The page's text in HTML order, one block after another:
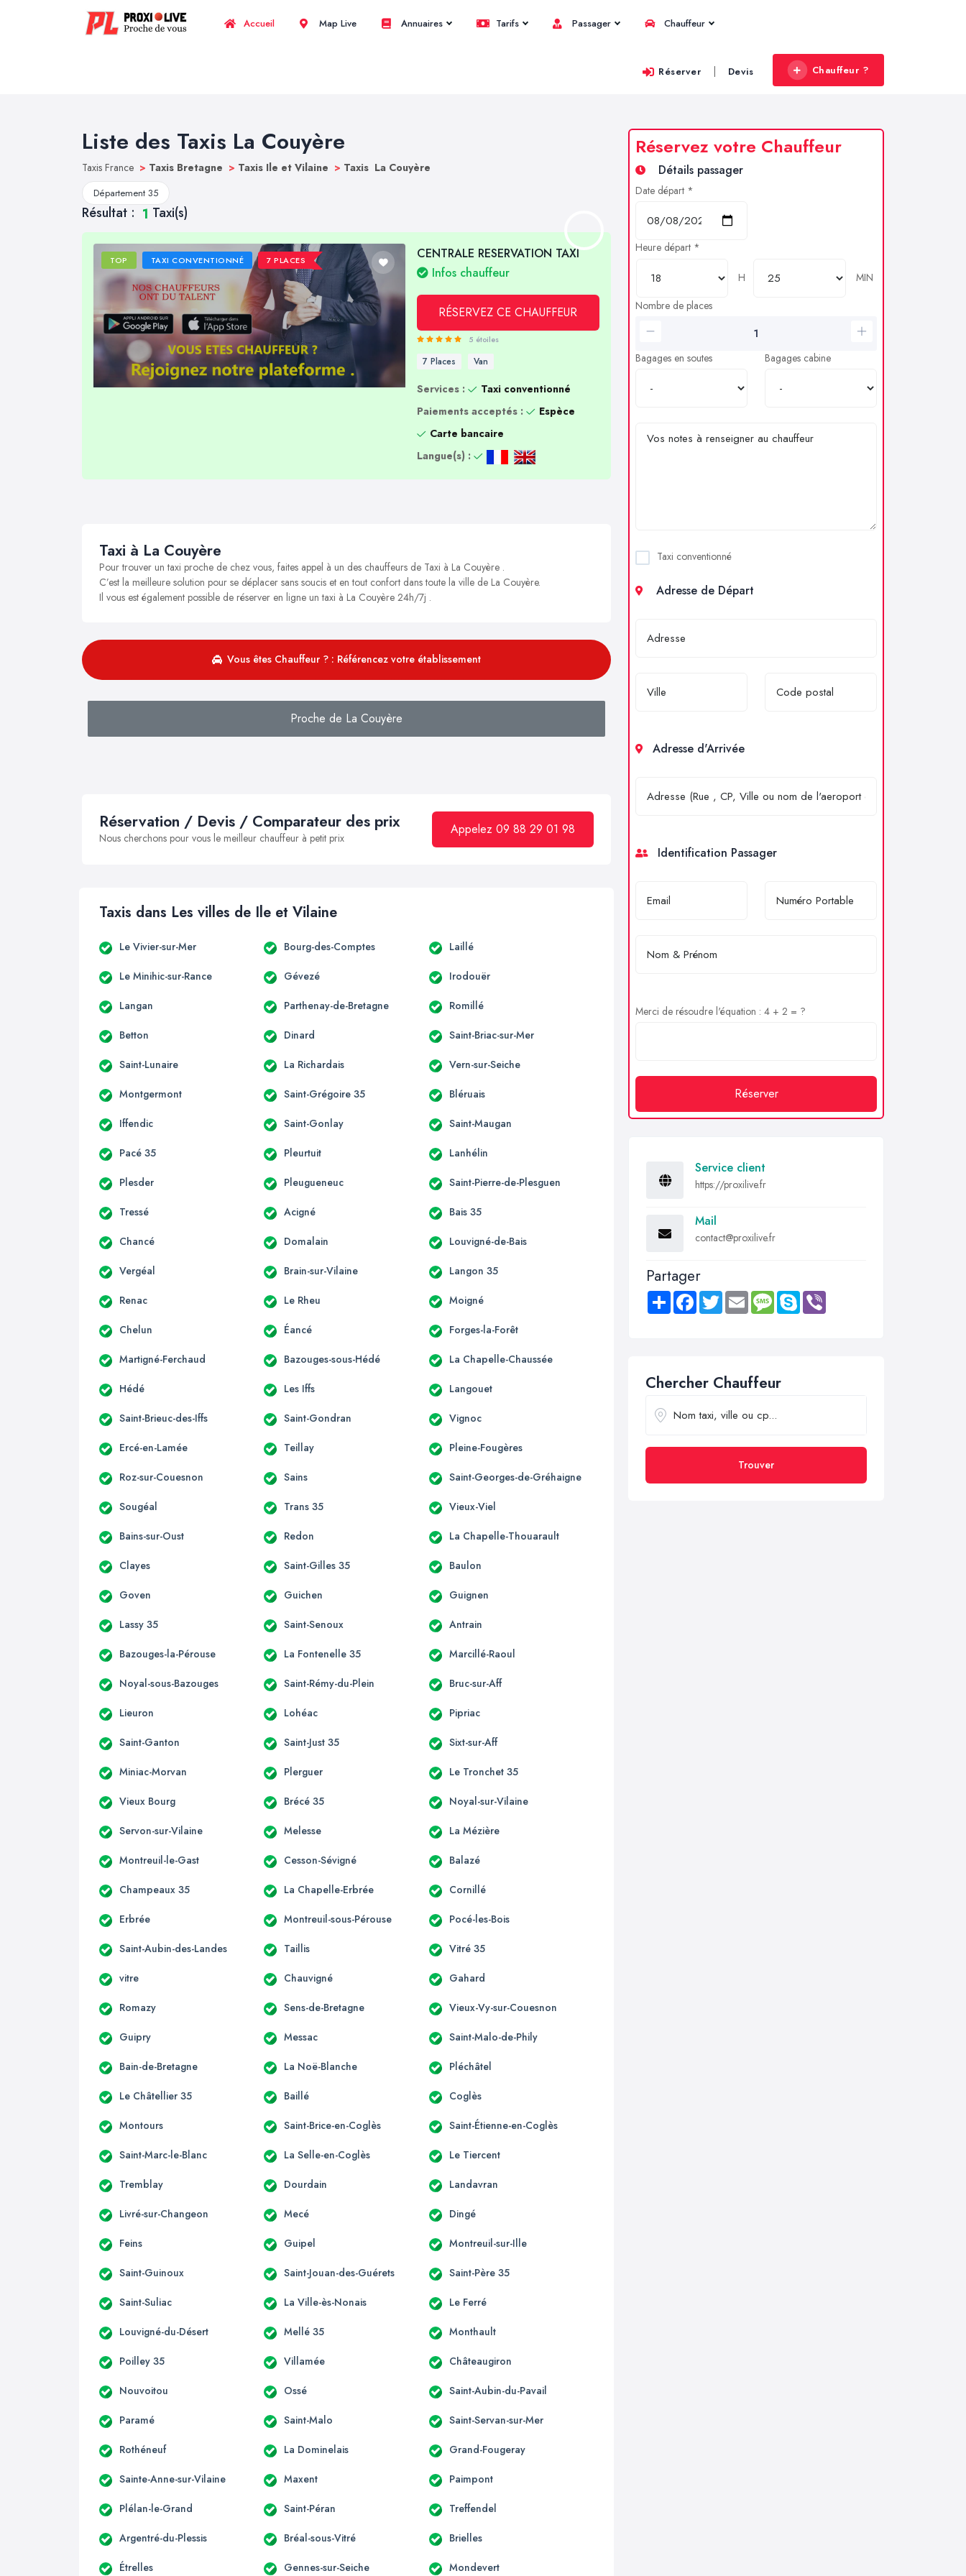
Accueil Map Live Annuaires Tarifs Passager Chauffeur
Réserver | Devis Chauffeur ?
Liste des Taxis La Couyère
Taxis France > Taxis Bretagne > Taxis Ile et Vilaine > Taxis La Couyère
Département 35
Résultat : 1 Taxi(s)
TOP TAXI CONVENTIONNÉ 7 PLACES
CENTRALE RESERVATION TAXI
Infos chauffeur
RÉSERVEZ CE CHAUFFEUR
5 étoiles
7 Places Van
Services :
Taxi conventionné
Paiements acceptés :
Espèce
Carte bancaire
Langue(s) :
Taxi à La Couyère
Pour trouver un taxi proche de chez vous, faites appel à un des chauffeurs de Taxi à La Couyère .
C’est la meilleure solution pour se déplacer sans soucis et en tout confort dans toute la ville de La Couyère.
Il vous est également possible de réserver en ligne un taxi à La Couyère 24h/7j .
Vous êtes Chauffeur ? : Référencez votre établissement
Proche de La Couyère
Réservation / Devis / Comparateur des prix
Nous cherchons pour vous le meilleur chauffeur à petit prix
Appelez 09 88 29 01 98
Taxis dans Les villes de Ile et Vilaine
Le Vivier-sur-Mer Bourg-des-Comptes Laillé
Le Minihic-sur-Rance Gévezé Irodouër
Langan Parthenay-de-Bretagne Romillé
Betton Dinard Saint-Briac-sur-Mer
Saint-Lunaire La Richardais Vern-sur-Seiche
Montgermont Saint-Grégoire 35 Bléruais
Iffendic Saint-Gonlay Saint-Maugan
Pacé 35 Pleurtuit Lanhélin
Plesder Pleugueneuc Saint-Pierre-de-Plesguen
Tressé Acigné Bais 35
Chancé Domalain Louvigné-de-Bais
Vergéal Brain-sur-Vilaine Langon 35
Renac Le Rheu Moigné
Chelun Éancé Forges-la-Forêt
Martigné-Ferchaud Bazouges-sous-Hédé La Chapelle-Chaussée
Hédé Les Iffs Langouet
Saint-Brieuc-des-Iffs Saint-Gondran Vignoc
Ercé-en-Lamée Teillay Pleine-Fougères
Roz-sur-Couesnon Sains Saint-Georges-de-Gréhaigne
Sougéal Trans 35 Vieux-Viel
Bains-sur-Oust Redon La Chapelle-Thouarault
Clayes Saint-Gilles 35 Baulon
Goven Guichen Guignen
Lassy 35 Saint-Senoux Antrain
Bazouges-la-Pérouse La Fontenelle 35 Marcillé-Raoul
Noyal-sous-Bazouges Saint-Rémy-du-Plein Bruc-sur-Aff
Lieuron Lohéac Pipriac
Saint-Ganton Saint-Just 35 Sixt-sur-Aff
Miniac-Morvan Plerguer Le Tronchet 35
Vieux Bourg Brécé 35 Noyal-sur-Vilaine
Servon-sur-Vilaine Melesse La Mézière
Montreuil-le-Gast Cesson-Sévigné Balazé
Champeaux 35 La Chapelle-Erbrée Cornillé
Erbrée Montreuil-sous-Pérouse Pocé-les-Bois
Saint-Aubin-des-Landes Taillis Vitré 35
vitre Chauvigné Gahard
Romazy Sens-de-Bretagne Vieux-Vy-sur-Couesnon
Guipry Messac Saint-Malo-de-Phily
Bain-de-Bretagne La Noë-Blanche Pléchâtel
Le Châtellier 35 Baillé Coglès
Montours Saint-Brice-en-Coglès Saint-Étienne-en-Coglès
Saint-Marc-le-Blanc La Selle-en-Coglès Le Tiercent
Tremblay Dourdain Landavran
Livré-sur-Changeon Mecé Dingé
Feins Guipel Montreuil-sur-Ille
Saint-Guinoux Saint-Jouan-des-Guérets Saint-Père 35
Saint-Suliac La Ville-ès-Nonais Le Ferré
Louvigné-du-Désert Mellé 35 Monthault
Poilley 35 Villamée Châteaugiron
Nouvoitou Ossé Saint-Aubin-du-Pavail
Paramé Saint-Malo Saint-Servan-sur-Mer
Rothéneuf La Dominelais Grand-Fougeray
Sainte-Anne-sur-Vilaine Maxent Paimpont
Plélan-le-Grand Saint-Péran Treffendel
Argentré-du-Plessis Bréal-sous-Vitré Brielles
Étrelles Gennes-sur-Seiche Mondevert
Réservez votre Chauffeur
Détails passager
Date départ *
Heure départ *
H
MIN
Nombre de places
Bagages en soutes Bagages cabine
Taxi conventionné
Adresse de Départ
Adresse d'Arrivée
Identification Passager
Merci de résoudre l'équation : 4 + 2 = ?
Réserver
Service client
https://proxilive.fr
Mail
contact@proxilive.fr
Partager
Share FacebookTwitter Email MessageSkype
Chercher Chauffeur
Trouver